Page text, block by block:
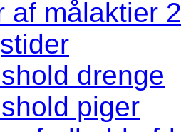
af målaktier
drenge
piger